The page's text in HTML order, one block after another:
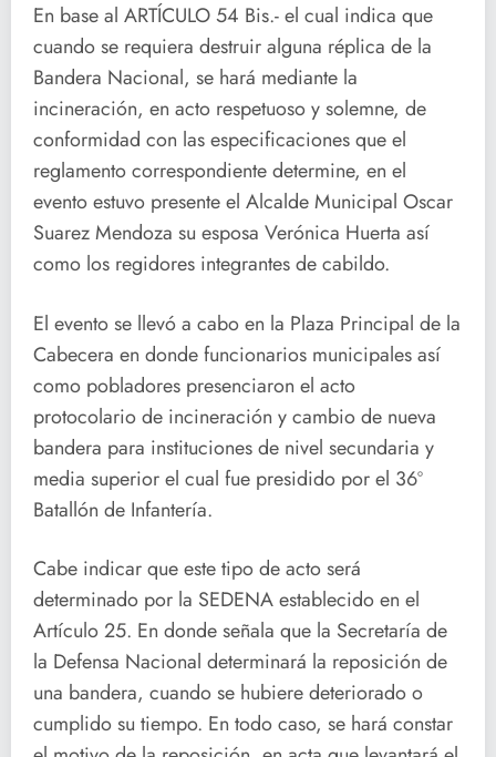
En base al ARTÍCULO 54 Bis.- el cual indica que
cuando se requiera destruir alguna réplica de la
Bandera Nacional, se hará mediante la
incineración, en acto respetuoso y solemne, de
conformidad con las especificaciones que el
reglamento correspondiente determine, en el
evento estuvo presente el Alcalde Municipal Oscar
Suarez Mendoza su esposa Verónica Huerta así
como los regidores integrantes de cabildo.
El evento se llevó a cabo en la Plaza Principal de la
Cabecera en donde funcionarios municipales así
como pobladores presenciaron el acto
protocolario de incineración y cambio de nueva
bandera para instituciones de nivel secundaria y
media superior el cual fue presidido por el 36º
Batallón de Infantería.
Cabe indicar que este tipo de acto será
determinado por la SEDENA establecido en el
Artículo 25. En donde señala que la Secretaría de
la Defensa Nacional determinará la reposición de
una bandera, cuando se hubiere deteriorado o
cumplido su tiempo. En todo caso, se hará constar